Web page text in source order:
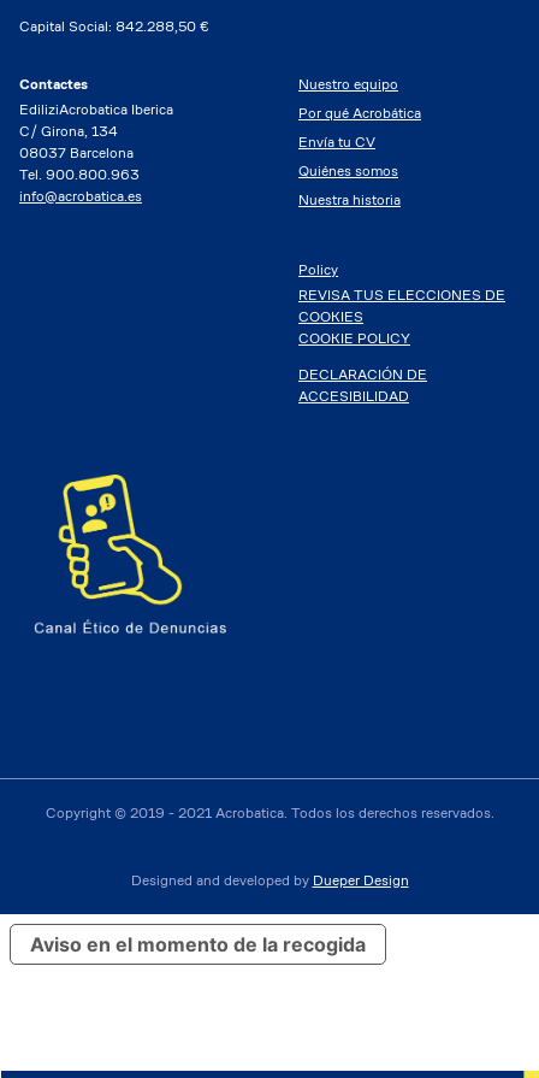
Capital Social: 842.288,50 €
Contactes
EdiliziAcrobatica Iberica
C/ Girona, 134
08037 Barcelona
Tel. 900.800.963
info@acrobatica.es
Nuestro equipo
Por qué Acrobática
Envía tu CV
Quiénes somos
Nuestra historia
Policy
REVISA TUS ELECCIONES DE
COOKIES
COOKIE POLICY
DECLARACIÓN DE
ACCESIBILIDAD
Copyright © 2019 - 2021 Acrobatica. Todos los derechos reservados.
Designed and developed by Dueper Design
Aviso en el momento de la recogida